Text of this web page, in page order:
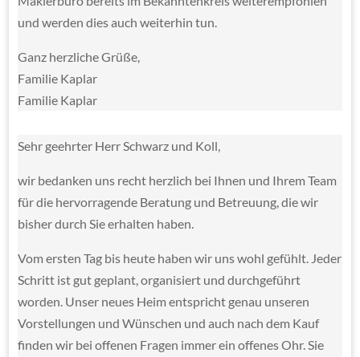
und werden dies auch weiterhin tun.
Ganz herzliche Grüße,
Familie Kaplar
Familie Kaplar
Sehr geehrter Herr Schwarz und Koll,
wir bedanken uns recht herzlich bei Ihnen und Ihrem Team
für die hervorragende Beratung und Betreuung, die wir
bisher durch Sie erhalten haben.
Vom ersten Tag bis heute haben wir uns wohl gefühlt. Jeder
Schritt ist gut geplant, organisiert und durchgeführt
worden. Unser neues Heim entspricht genau unseren
Vorstellungen und Wünschen und auch nach dem Kauf
finden wir bei offenen Fragen immer ein offenes Ohr.Sie